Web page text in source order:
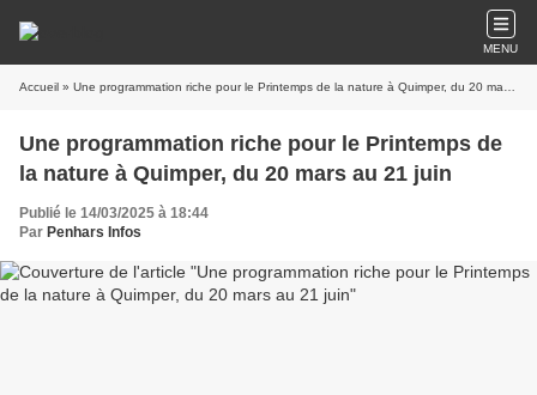
MENU
Accueil » Une programmation riche pour le Printemps de la nature à Quimper, du 20 mars au 21 juin
Une programmation riche pour le Printemps de
la nature à Quimper, du 20 mars au 21 juin
Publié le 14/03/2025 à 18:44
Par Penhars Infos